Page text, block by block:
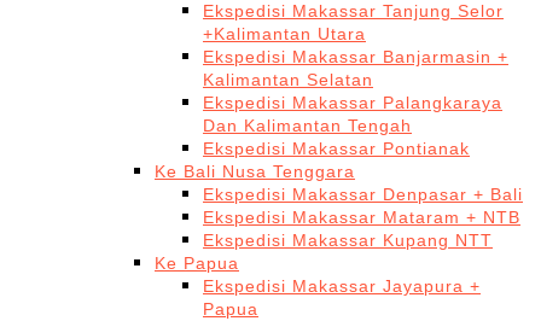
Ekspedisi Makassar Tanjung Selor
+Kalimantan Utara
Ekspedisi Makassar Banjarmasin +
Kalimantan Selatan
Ekspedisi Makassar Palangkaraya
Dan Kalimantan Tengah
Ekspedisi Makassar Pontianak
Ke Bali Nusa Tenggara
Ekspedisi Makassar Denpasar + Bali
Ekspedisi Makassar Mataram + NTB
Ekspedisi Makassar Kupang NTT
Ke Papua
Ekspedisi Makassar Jayapura +
Papua